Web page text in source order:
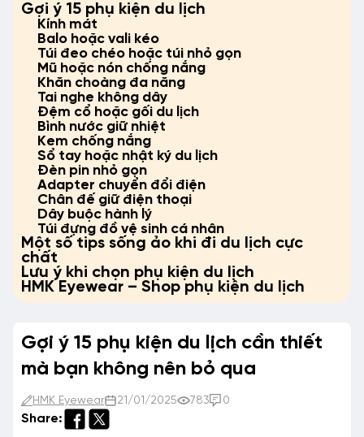
Gợi ý 15 phụ kiện du lịch cần thiết
mà bạn không nên bỏ qua
HMK Eyewear 21/01/2025 783 0
Share:
Gợi ý 15 phụ kiện du lịch
Kính mát
Balo hoặc vali kéo
Túi đeo chéo hoặc túi nhỏ gọn
Mũ hoặc nón chống nắng
Khăn choàng đa năng
Tai nghe không dây
Đệm cổ hoặc gối du lịch
Bình nước giữ nhiệt
Kem chống nắng
Sổ tay hoặc nhật ký du lịch
Đèn pin nhỏ gọn
Adapter chuyển đổi điện
Chân đế giữ điện thoại
Dây buộc hành lý
Túi đựng đồ vệ sinh cá nhân
Một số tips sống ảo khi đi du lịch cực
chất
Lưu ý khi chọn phụ kiện du lịch
HMK Eyewear – Shop phụ kiện du lịch